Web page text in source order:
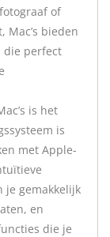
of
bieden
die perfect
is het
is
met Apple-
je gemakkelijk
en
die je